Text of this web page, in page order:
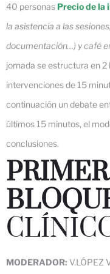
40 personas Precio de la
la asistencia a las
documentación…) y café
jornada se estructura en
intervenciones de 15
continuación un debate
últimos 15 minutos, el
conclusiones.
PRIMER
MODERADOR: V.LÓPEZ